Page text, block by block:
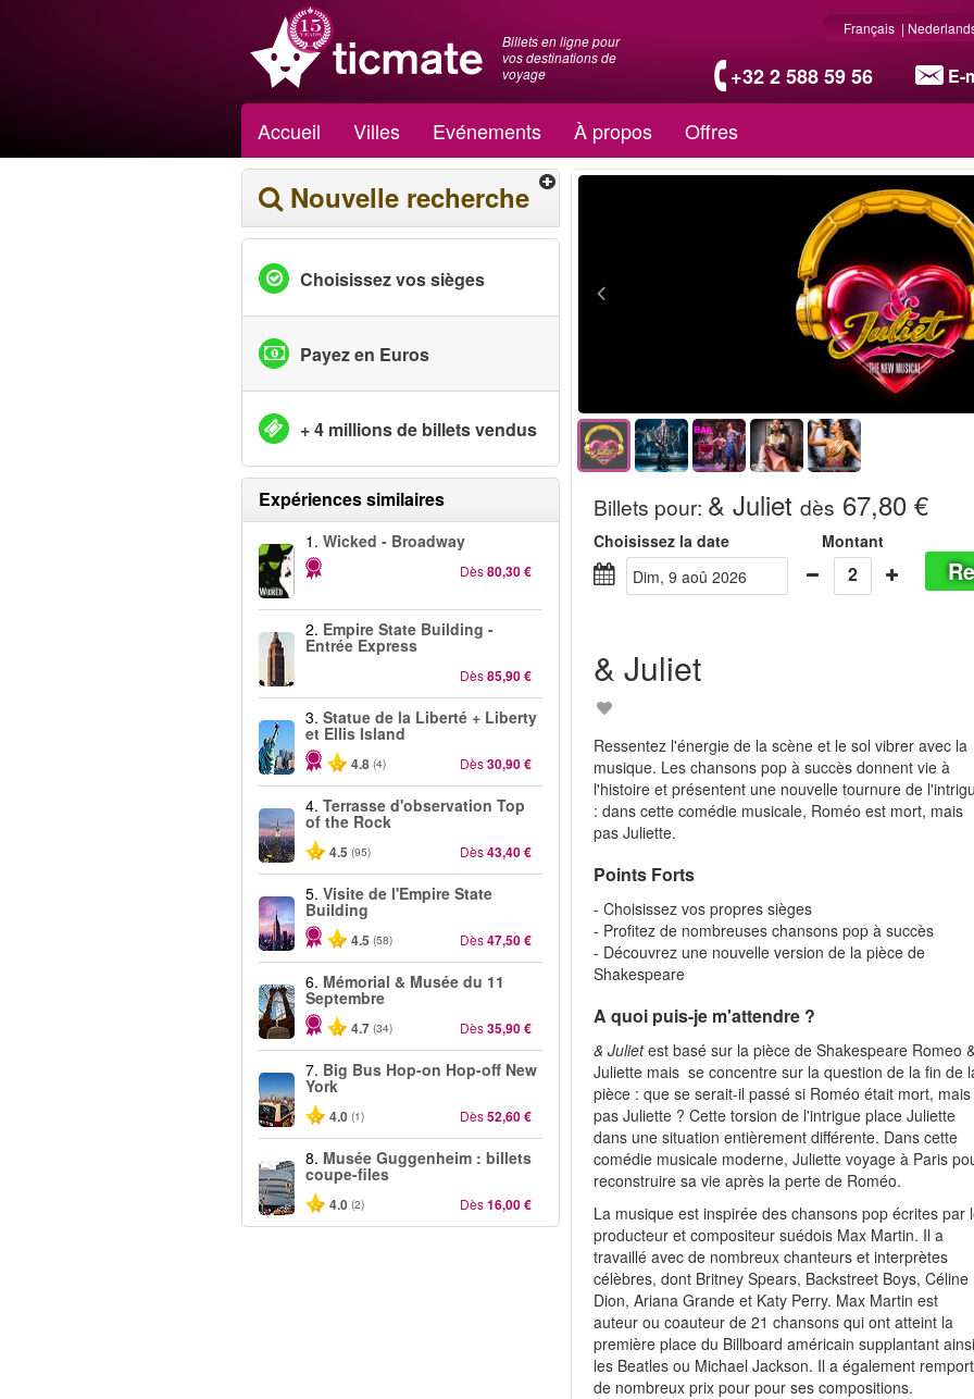
Billets en ligne pour
vos destinations de
voyage
+32 2 588 59 56 E-
Français |
Accueil Villes Evénements À propos Offres
Nouvelle recherche
Choisissez vos sièges
Payez en Euros
+ 4 millions de billets vendus
Expériences similaires
1. Wicked - Broadway
Dès80,30 €
2. Empire State Building -
Entrée Express
Dès85,90 €
3. Statue de la Liberté + Liberty
et Ellis Island
4.8 (4) Dès30,90 €
4. Terrasse d'observation Top
of the Rock
4.5 (95) Dès43,40 €
5. Visite de l'Empire State
Building
4.5 (58) Dès47,50 €
6. Mémorial & Musée du 11
Septembre
4.7 (34) Dès35,90 €
7. Big Bus Hop-on Hop-off New
York
4.0 (1) Dès52,60 €
8. Musée Guggenheim : billets
coupe-files
4.0 (2) Dès16,00 €
Billets pour: & Juliet dès 67,80 €
Choisissez la date
dim, 9 aoû 2026
Montant
2
& Juliet
Ressentez l'énergie de la scène et le sol vibrer avec la
musique. Les chansons pop à succès donnent vie à
l'histoire et présentent une nouvelle tournure de
: dans cette comédie musicale, Roméo est mort, mais
pas Juliette.
Points Forts
- Choisissez vos propres sièges
- Profitez de nombreuses chansons pop à succès
- Découvrez une nouvelle version de la pièce de
Shakespeare
A quoi puis-je m'attendre ?
& Julietest basé sur la pièce de Shakespeare Romeo
Juliette mais se concentre sur la question de la fin de
pièce : que se serait-il passé si Roméo était mort, mais
pas Juliette ? Cette torsion de l'intrigue place Juliette
dans une situation entièrement différente. Dans cette
comédie musicale moderne, Juliette voyage à Paris
reconstruire sa vie après la perte de Roméo.
La musique est inspirée des chansons pop écrites par
producteur et compositeur suédois Max Martin. Il a
travaillé avec de nombreux chanteurs et interprètes
célèbres, dont Britney Spears, Backstreet Boys, Céline
Dion, Ariana Grande et Katy Perry. Max Martin est
auteur ou coauteur de 21 chansons qui ont atteint la
première place du Billboard américain supplantant ainsi
les Beatles ou Michael Jackson. Il a également
de nombreux prix pour pour ses compositions.